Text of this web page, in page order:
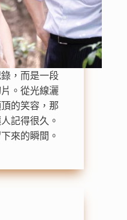
，而是一段
。從光線灑
的笑容，那
記得很久。
來的瞬間。